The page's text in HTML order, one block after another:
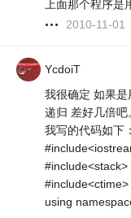
上面那个程序是
2010-11-01
YcdoiT
我很确定 如果
递归 差好几倍吧
我写的代码如下：
#include<stack>
#include<ctime>
using